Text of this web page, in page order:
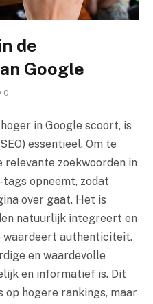
de
Google
0
in Google scoort, is
essentieel. Om te
relevante zoekwoorden in
tags opneemt, zodat
over gaat. Het is
natuurlijk integreert en
waardeert authenticiteit.
en waardevolle
en informatief is. Dit
hogere rankings, maar